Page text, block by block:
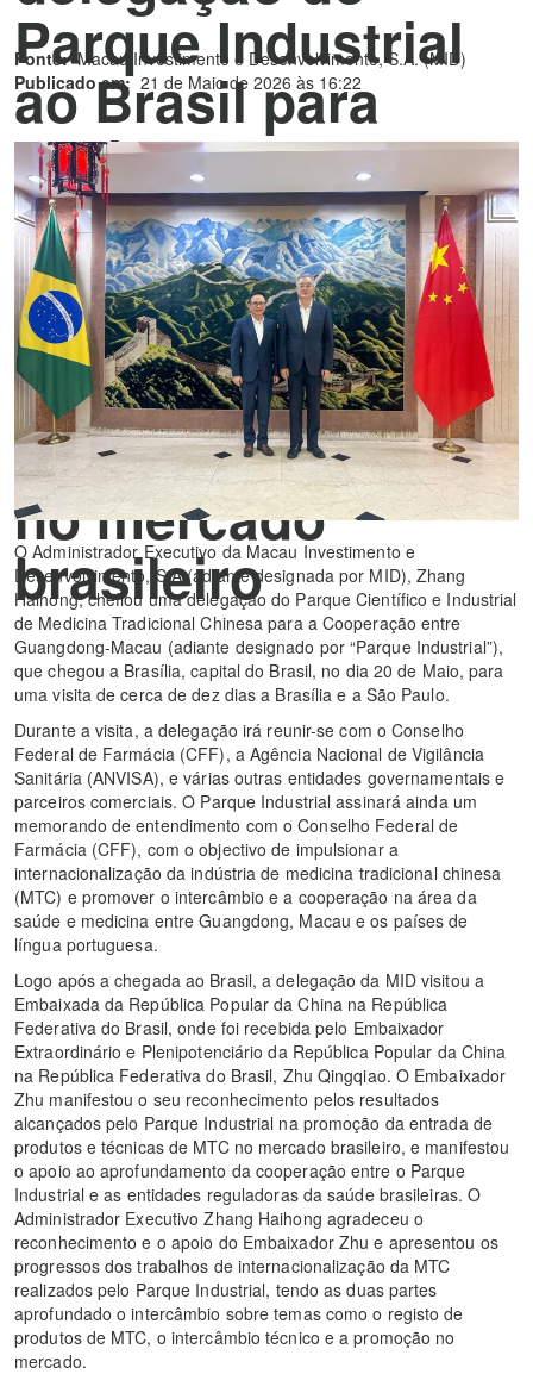
Parque Industrial
ao Brasil para
assinatura de
memorando de
entendimento com
vista a promover a
entrada de
produtos de MTC
no mercado
brasileiro
Fonte: Macau Investimento e Desenvolvimento, S.A. (MID)
Publicado em: 21 de Maio de 2026 às 16:22
O Administrador Executivo da Macau Investimento e
Desenvolvimento, S.A.(adiante designada por MID), Zhang
Haihong, chefiou uma delegação do Parque Científico e Industrial
de Medicina Tradicional Chinesa para a Cooperação entre
Guangdong-Macau (adiante designado por “Parque Industrial”),
que chegou a Brasília, capital do Brasil, no dia 20 de Maio, para
uma visita de cerca de dez dias a Brasília e a São Paulo.
Durante a visita, a delegação irá reunir-se com o Conselho
Federal de Farmácia (CFF), a Agência Nacional de Vigilância
Sanitária (ANVISA), e várias outras entidades governamentais e
parceiros comerciais. O Parque Industrial assinará ainda um
memorando de entendimento com o Conselho Federal de
Farmácia (CFF), com o objectivo de impulsionar a
internacionalização da indústria de medicina tradicional chinesa
(MTC) e promover o intercâmbio e a cooperação na área da
saúde e medicina entre Guangdong, Macau e os países de
língua portuguesa.
Logo após a chegada ao Brasil, a delegação da MID visitou a
Embaixada da República Popular da China na República
Federativa do Brasil, onde foi recebida pelo Embaixador
Extraordinário e Plenipotenciário da República Popular da China
na República Federativa do Brasil, Zhu Qingqiao. O Embaixador
Zhu manifestou o seu reconhecimento pelos resultados
alcançados pelo Parque Industrial na promoção da entrada de
produtos e técnicas de MTC no mercado brasileiro, e manifestou
o apoio ao aprofundamento da cooperação entre o Parque
Industrial e as entidades reguladoras da saúde brasileiras. O
Administrador Executivo Zhang Haihong agradeceu o
reconhecimento e o apoio do Embaixador Zhu e apresentou os
progressos dos trabalhos de internacionalização da MTC
realizados pelo Parque Industrial, tendo as duas partes
aprofundado o intercâmbio sobre temas como o registo de
produtos de MTC, o intercâmbio técnico e a promoção no
mercado.